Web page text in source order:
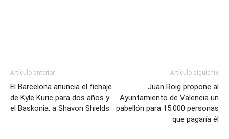
Artículo anterior
El Barcelona anuncia el fichaje
de Kyle Kuric para dos años y
el Baskonia, a Shavon Shields
Artículo siguiente
Juan Roig propone al
Ayuntamiento de Valencia un
pabellón para 15.000 personas
que pagaría él